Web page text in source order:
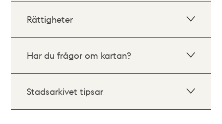
Rättigheter
Har du frågor om kartan?
Stadsarkivet tipsar